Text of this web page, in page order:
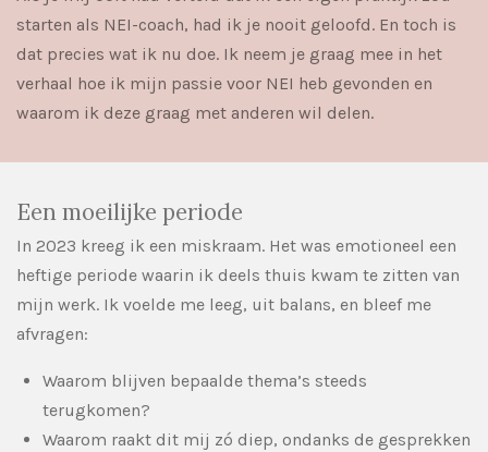
starten als NEI-coach, had ik je nooit geloofd. En toch is
dat precies wat ik nu doe. Ik neem je graag mee in het
verhaal hoe ik mijn passie voor NEI heb gevonden en
waarom ik deze graag met anderen wil delen.
Een moeilijke periode
In 2023 kreeg ik een miskraam. Het was emotioneel een
heftige periode waarin ik deels thuis kwam te zitten van
mijn werk. Ik voelde me leeg, uit balans, en bleef me
afvragen:
Waarom blijven bepaalde thema’s steeds
terugkomen?
Waarom raakt dit mij zó diep, ondanks de gesprekken